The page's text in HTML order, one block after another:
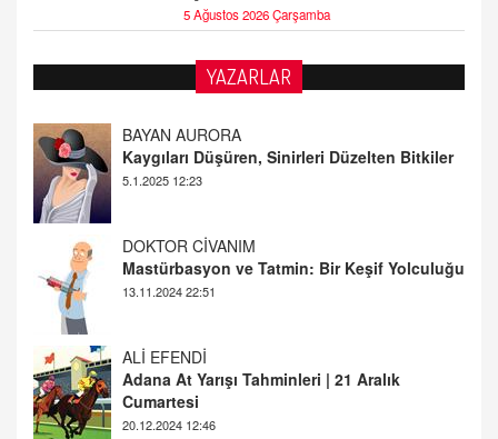
5 Ağustos 2026 Çarşamba
YAZARLAR
DOKTOR CİVANIM
Mastürbasyon ve Tatmin: Bir Keşif Yolculuğu
13.11.2024 22:51
ALİ EFENDİ
Adana At Yarışı Tahminleri | 21 Aralık
Cumartesi
TUTKUNUN PERİSİ
Sağlıklı Bir Cinsel Yaşam ile İlgili Bilinmesi
Gerekenler
08.11.2024 13:16